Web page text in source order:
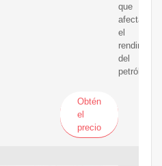
que
afectan
el
del
petróleo.
Obtén
el
precio